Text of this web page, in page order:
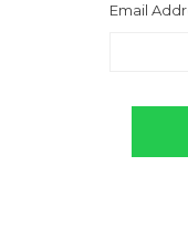
Email